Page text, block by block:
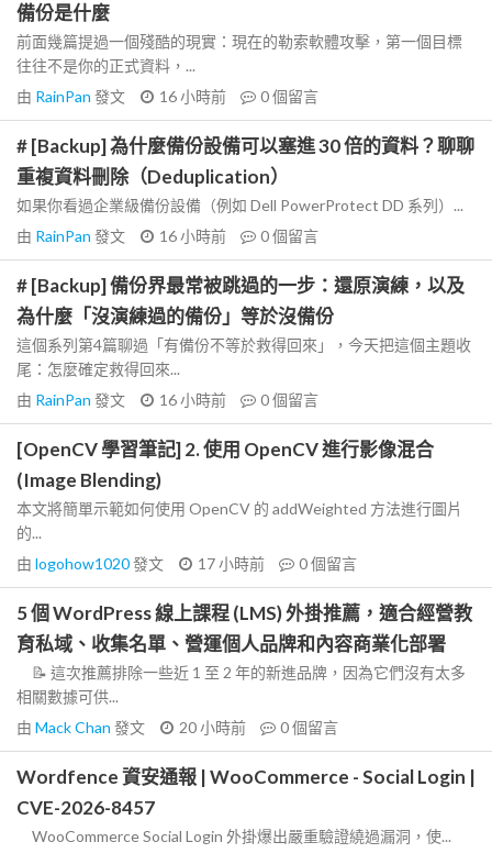
備份是什麼
前面幾篇提過一個殘酷的現實：現在的勒索軟體攻擊，第一個目標
往往不是你的正式資料，...
由 RainPan 發文 16 小時前 0個留言
# [Backup] 為什麼備份設備可以塞進 30 倍的資料？聊聊
重複資料刪除（Deduplication）
如果你看過企業級備份設備（例如 Dell PowerProtect DD 系列）...
由 RainPan 發文 16 小時前 0個留言
# [Backup] 備份界最常被跳過的一步：還原演練，以及
為什麼「沒演練過的備份」等於沒備份
這個系列第4篇聊過「有備份不等於救得回來」，今天把這個主題收
尾：怎麼確定救得回來...
由 RainPan 發文 16 小時前 0個留言
[OpenCV 學習筆記] 2. 使用 OpenCV 進行影像混合
(Image Blending)
本文將簡單示範如何使用 OpenCV 的 addWeighted 方法進行圖片
的...
由 logohow1020發文 17 小時前 0個留言
5 個 WordPress 線上課程 (LMS) 外掛推薦，適合經營教
育私域、收集名單、營運個人品牌和內容商業化部署
📝 這次推薦排除一些近 1 至 2 年的新進品牌，因為它們沒有太多
相關數據可供...
由 Mack Chan 發文 20 小時前 0個留言
Wordfence 資安通報 | WooCommerce - Social Login |
CVE-2026-8457
WooCommerce Social Login 外掛爆出嚴重驗證繞過漏洞，使...